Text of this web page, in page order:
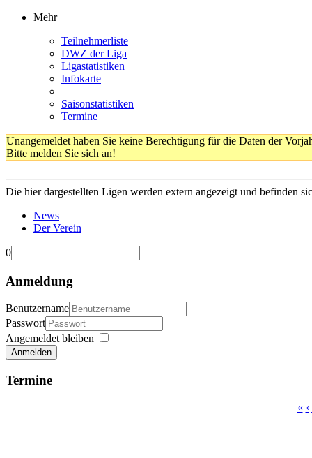
Mehr
Teilnehmerliste
DWZ der Liga
Ligastatistiken
Infokarte
Saisonstatistiken
Termine
Unangemeldet haben Sie keine Berechtigung für die Daten der
Bitte melden Sie sich an!
Die hier dargestellten Ligen werden extern angezeigt und befinden
News
Der Verein
0
Anmeldung
Benutzername
Passwort
Angemeldet bleiben
Anmelden
Termine
« ‹